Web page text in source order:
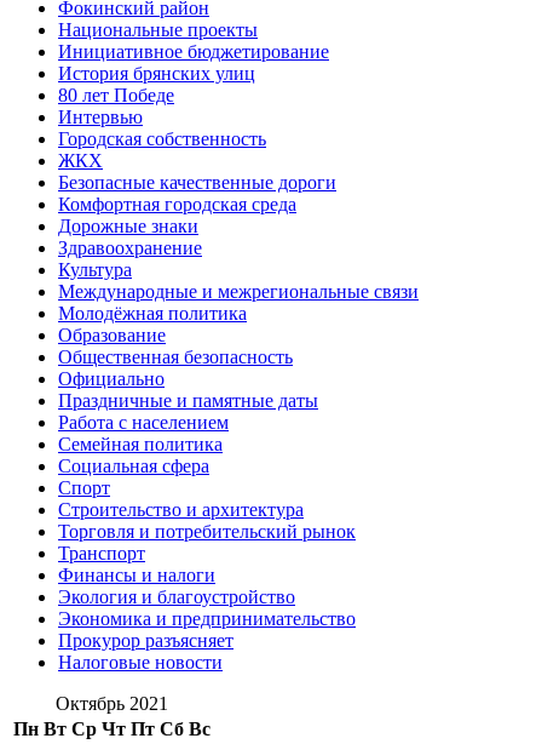
Фокинский район
Национальные проекты
Инициативное бюджетирование
История брянских улиц
80 лет Победе
Интервью
Городская собственность
ЖКХ
Безопасные качественные дороги
Комфортная городская среда
Дорожные знаки
Здравоохранение
Культура
Международные и межрегиональные связи
Молодёжная политика
Образование
Общественная безопасность
Официально
Праздничные и памятные даты
Работа с населением
Семейная политика
Социальная сфера
Спорт
Строительство и архитектура
Торговля и потребительский рынок
Транспорт
Финансы и налоги
Экология и благоустройство
Экономика и предпринимательство
Прокурор разъясняет
Налоговые новости
Октябрь 2021
Пн Вт Ср Чт Пт Сб Вс